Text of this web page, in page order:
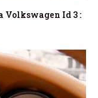
Id 3 :